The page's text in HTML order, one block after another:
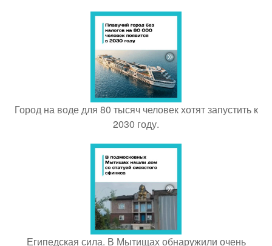
Город на воде для 80 тысяч человек хотят запустить к
2030 году.
Египедская сила. В Мытищах обнаружили очень